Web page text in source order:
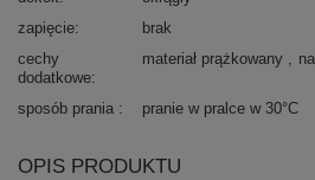
zapięcie
brak
cechy
dodatkowe
materiał prążkowany
sposób prania pranie w pralce w 30°C
OPIS PRODUKTU